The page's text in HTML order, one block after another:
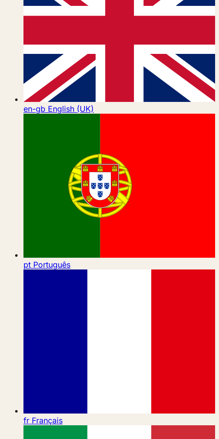
en-gb English (UK)
pt Português
fr Français